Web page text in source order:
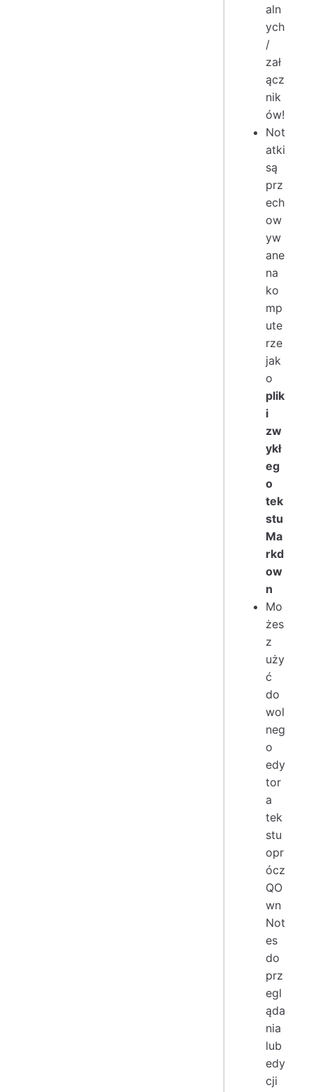
aln
ych
/
zał
ącz
nik
ów!
Not
atki
są
prz
ech
ow
yw
ane
na
ko
mp
ute
rze
jak
o
plik
i
zw
ykł
eg
o
tek
stu
Ma
rkd
ow
n
Mo
żes
z
uży
ć
do
wol
neg
o
edy
tor
a
tek
stu
opr
ócz
QO
wn
Not
es
do
prz
egl
ąda
nia
lub
edy
cji